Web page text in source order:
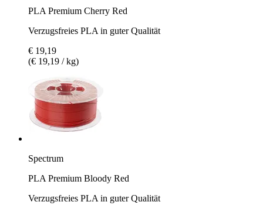
PLA Premium Cherry Red
Verzugsfreies PLA in guter Qualität
€ 19,19
(€ 19,19 / kg)
Spectrum
PLA Premium Bloody Red
Verzugsfreies PLA in guter Qualität